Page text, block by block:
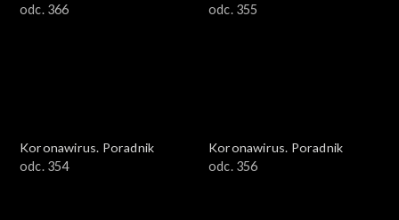
odc. 366
odc. 355
Koronawirus. Poradnik
odc. 354
Koronawirus. Poradnik
odc. 356